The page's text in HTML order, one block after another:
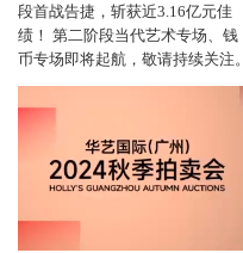
段首战告捷，斩获近3.16亿元佳
绩！ 第二阶段当代艺术专场、钱
币专场即将起航，敬请持续关注。